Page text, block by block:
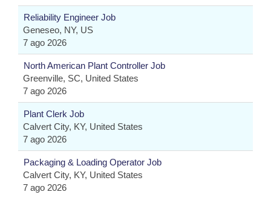
Reliability Engineer Job
Geneseo, NY, US
7 ago 2026
North American Plant Controller Job
Greenville, SC, United States
7 ago 2026
Plant Clerk Job
Calvert City, KY, United States
7 ago 2026
Packaging & Loading Operator Job
Calvert City, KY, United States
7 ago 2026